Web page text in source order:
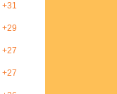
+31
+29
+27
+27